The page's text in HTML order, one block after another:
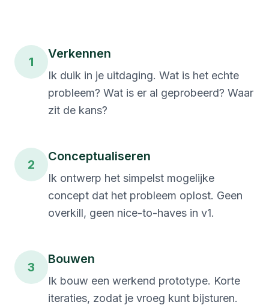
1
Verkennen
Ik duik in je uitdaging. Wat is het echte
probleem? Wat is er al geprobeerd? Waar
zit de kans?
2
Conceptualiseren
Ik ontwerp het simpelst mogelijke
concept dat het probleem oplost. Geen
overkill, geen nice-to-haves in v1.
3
Bouwen
Ik bouw een werkend prototype. Korte
iteraties, zodat je vroeg kunt bijsturen.